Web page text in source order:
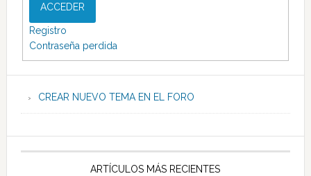
ACCEDER
Registro
Contraseña perdida
CREAR NUEVO TEMA EN EL FORO
ARTÍCULOS MÁS RECIENTES